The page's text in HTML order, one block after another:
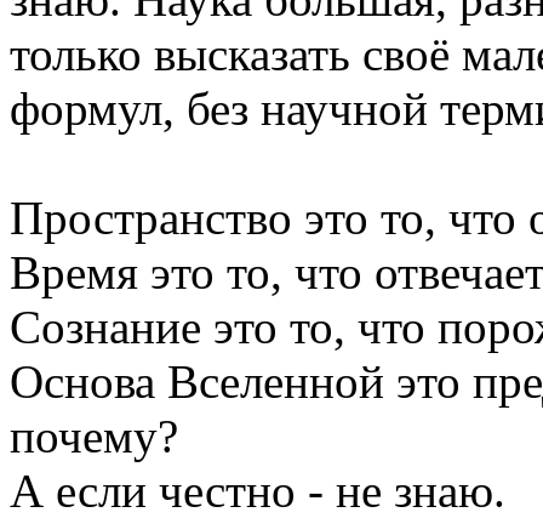
только высказать своё
формул, без научной
Пространство это то, что
Время это то, что
Сознание это то, что
Основа Вселенной это
почему?
А если честно - не знаю.